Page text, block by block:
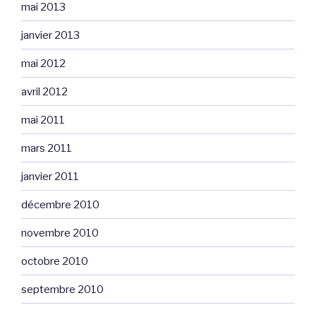
mai 2013
janvier 2013
mai 2012
avril 2012
mai 2011
mars 2011
janvier 2011
décembre 2010
novembre 2010
octobre 2010
septembre 2010